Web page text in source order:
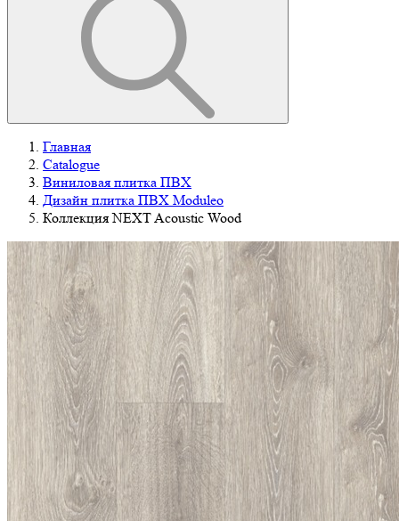
Главная
Catalogue
Виниловая плитка ПВХ
Дизайн плитка ПВХ Moduleo
Коллекция NEXT Acoustic Wood